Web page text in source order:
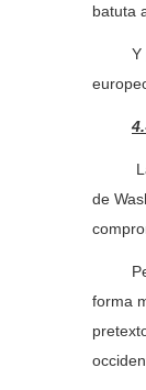
batuta
Y por
La
de
Pero
forma